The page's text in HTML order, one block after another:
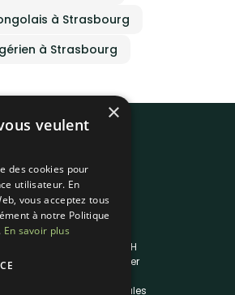
à Strasbourg
à Strasbourg
Liens utiles
Traiteur en 48H
Nous contacter
Mentions légales
×
veulent
des cookies pour
utilisateur. En
vous acceptez tous
à notre Politique
En savoir plus